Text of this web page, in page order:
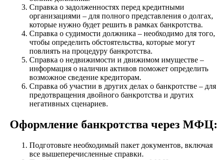
Справка о задолженностях перед кредитными
организациями – для полного представления о долгах,
которые нужно будет решить в рамках банкротства.
Справка о судимости должника – необходимо для того,
чтобы определить обстоятельства, которые могут
повлиять на процедуру банкротства.
Справка о недвижимости и движимом имуществе –
информация о наличии активов поможет определить
возможное сведение кредиторам.
Справка об участии в других делах о банкротстве – для
предотвращения двойного банкротства и других
негативных сценариев.
Оформление банкротства через МФЦ:
Подготовьте необходимый пакет документов, включая
все вышеперечисленные справки.